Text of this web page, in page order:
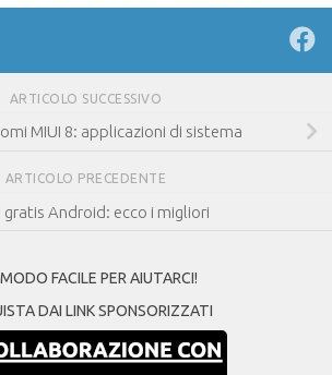
ARTICOLO SUCCESSIVO
MIUI 8: applicazioni di sistema
ARTICOLO PRECEDENTE
gratis Android: ecco i migliori
FACILE PER AIUTARCI!
DAI LINK SPONSORIZZATI